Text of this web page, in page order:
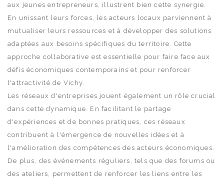
aux jeunes entrepreneurs, illustrent bien cette synergie.
En unissant leurs forces, les acteurs locaux parviennent à
mutualiser leurs ressources et à développer des solutions
adaptées aux besoins spécifiques du territoire. Cette
approche collaborative est essentielle pour faire face aux
défis économiques contemporains et pour renforcer
l'attractivité de Vichy.
Les réseaux d'entreprises jouent également un rôle crucial
dans cette dynamique. En facilitant le partage
d'expériences et de bonnes pratiques, ces réseaux
contribuent à l'émergence de nouvelles idées et à
l'amélioration des compétences des acteurs économiques.
De plus, des événements réguliers, tels que des forums ou
des ateliers, permettent de renforcer les liens entre les